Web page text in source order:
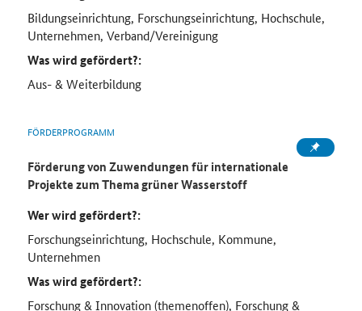
Bildungseinrichtung, Forschungseinrichtung, Hochschule,
Unternehmen, Verband/Vereinigung
Was wird gefördert?:
Aus- & Weiterbildung
FÖRDERPROGRAMM
Förderung von Zuwendungen für internationale
Projekte zum Thema grüner Wasserstoff
Wer wird gefördert?:
Forschungseinrichtung, Hochschule, Kommune,
Unternehmen
Was wird gefördert?:
Forschung & Innovation (themenoffen), Forschung &